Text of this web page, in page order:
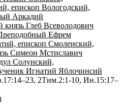
епископ Вологодский,
Аркадий
князь Глеб Всеволодович
Ефрем
епископ Смоленский,
Симеон Мстиславич
Солунский,
Игнатий Яблочинсий
2Тим.2:1-10, Ин.15:17–